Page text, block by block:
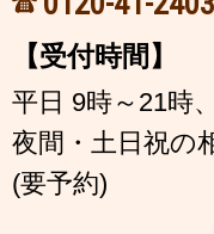
【受付時間】
平日 9時～21時
夜間・土日祝の
(要予約)